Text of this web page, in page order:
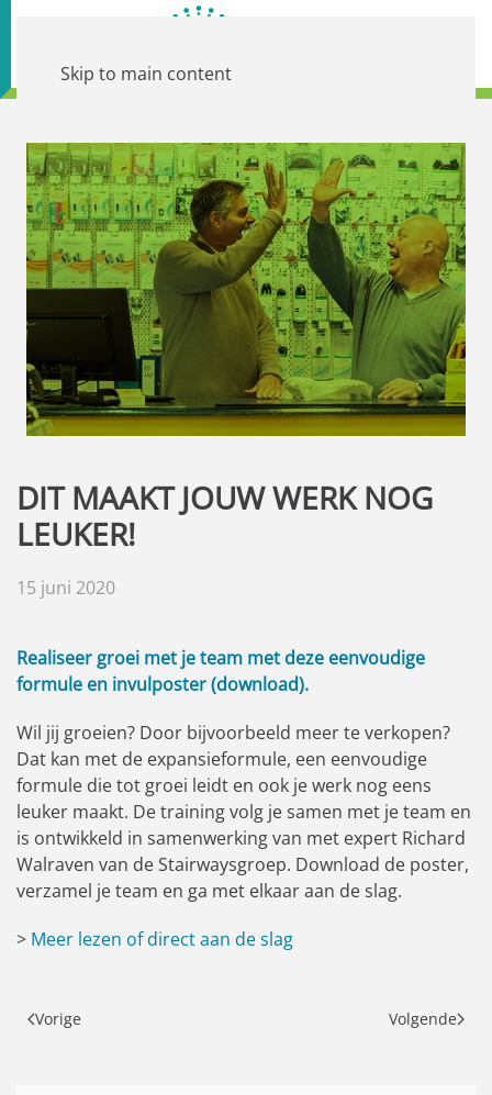
Skip to main content
DIT MAAKT JOUW WERK NOG
LEUKER!
15 juni 2020
Realiseer groei met je team met deze eenvoudige
formule en invulposter (download).
Wil jij groeien? Door bijvoorbeeld meer te verkopen?
Dat kan met de expansieformule, een eenvoudige
formule die tot groei leidt en ook je werk nog eens
leuker maakt. De training volg je samen met je team en
is ontwikkeld in samenwerking van met expert Richard
Walraven van de Stairwaysgroep. Download de poster,
verzamel je team en ga met elkaar aan de slag.
> Meer lezen of direct aan de slag
Vorige Volgende